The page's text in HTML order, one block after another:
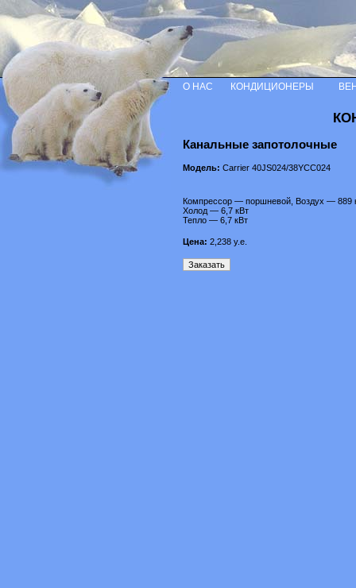
Канальные запотолочные
Модель: Carrier 40JS024/38YCC024
Компрессор — поршневой, Воздух — 889
Холод — 6,7 кВт
Тепло — 6,7 кВт
Цена: 2,238 у.е.
О НАС КОНДИЦИОНЕРЫ